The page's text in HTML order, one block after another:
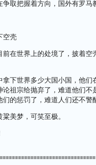
争取把握着方向，国外有罗
空壳
前在世界上的处境了，披着
拿下世界多少大国小国，他
论祖宗给抛弃了，难道他们
们的惩罚了，难道人们还不
美梦，可笑至极。